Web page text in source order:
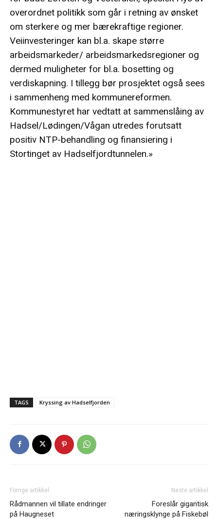
overordnet politikk som går i retning av ønsket
om sterkere og mer bærekraftige regioner.
Veiinvesteringer kan bl.a. skape større
arbeidsmarkeder/ arbeidsmarkedsregioner og
dermed muligheter for bl.a. bosetting og
verdiskapning. I tillegg bør prosjektet også sees
i sammenheng med kommunereformen.
Kommunestyret har vedtatt at sammenslåing av
Hadsel/Lødingen/Vågan utredes forutsatt
positiv NTP-behandling og finansiering i
Stortinget av Hadselfjordtunnelen.»
TAGS Kryssing av Hadselfjorden
Forrige artikkel
Rådmannen vil tillate endringer
på Haugneset
Neste artikkel
Foreslår gigantisk
næringsklynge på Fiskebøl